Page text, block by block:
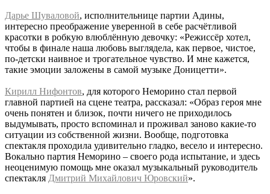
Дарье Шуваловой, исполнительнице партии Адины,
интересно преображение уверенной в себе расчётливой
красотки в робкую влюблённую девочку: «Режиссёр хотел,
чтобы в финале наша любовь выглядела, как первое, чистое,
по-детски наивное и трогательное чувство. И мне кажется,
такие эмоции заложены в самой музыке Доницетти».
Кирилл Нифонтов, для которого Неморино стал первой
главной партией на сцене театра, рассказал: «Образ героя мне
очень понятен и близок, почти ничего не приходилось
выдумывать, просто вспоминал и проживал заново какие-то
ситуации из собственной жизни. Вообще, подготовка
спектакля проходила удивительно гладко, весело и интересно.
Вокально партия Неморино – своего рода испытание, и здесь
неоценимую помощь мне оказал музыкальный руководитель
спектакля Дмитрий Михайлович Юровский».